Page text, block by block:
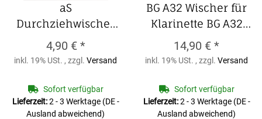
aS
Durchziehwischer
für Klarinette aus
MicrofaseraS
für Klarinette aus
Microfaser
4,90 € *
inkl. 19% USt. , zzgl. Versand
Sofort verfügbar
Lieferzeit:2 - 3 Werktage (DE -
Ausland abweichend)
BG A32 Wischer für
Klarinette BG A32
Wischer für
Klarinette
14,90 € *
inkl. 19% USt. , zzgl. Versand
Sofort verfügbar
Lieferzeit:2 - 3 Werktage (DE -
Ausland abweichend)